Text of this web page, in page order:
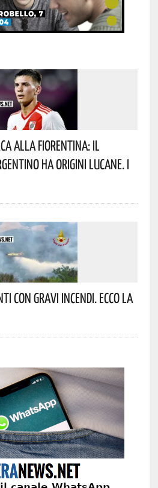
Alla Fiorentina: Il
Ha Origini Lucane. I
Con Gravi Incendi. Ecco La